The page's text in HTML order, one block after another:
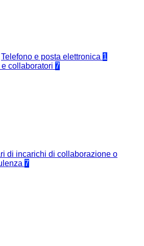
Telefono e posta elettronica 1
collaboratori 7
di incarichi di collaborazione o
7